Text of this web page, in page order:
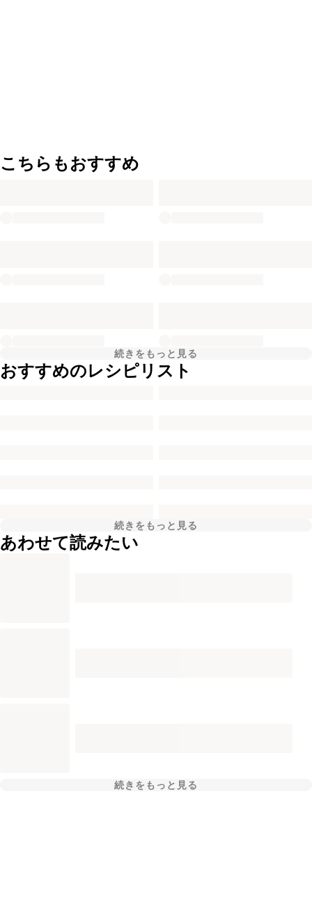
こちらもおすすめ
続きをもっと見る
おすすめのレシピリスト
続きをもっと見る
あわせて読みたい
続きをもっと見る